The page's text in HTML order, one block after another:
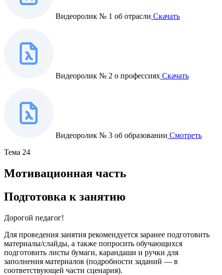
Видеоролик № 1 об отрасли Скачать
Видеоролик № 2 о профессиях Скачать
Видеоролик № 3 об образовании Смотреть
Тема 24
Мотивационная часть
Подготовка к занятию
Дорогой педагог!
Для проведения занятия рекомендуется заранее подготовить
материалы/слайды, а также попросить обучающихся
подготовить листы бумаги, карандаши и ручки для
заполнения материалов (подробности заданий — в
соответствующей части сценария).